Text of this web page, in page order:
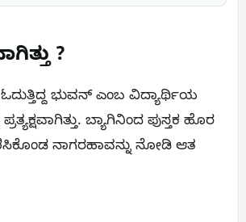
?
ಭುವನ್ ಎಂಬ ವಿದ್ಯಾರ್ಥಿಯ
ಬ್ಯಾಗಿನಿಂದ ಪುಸ್ತಕ ಹೊರ
ನಾಗರಹಾವನ್ನು ನೋಡಿ ಆತ